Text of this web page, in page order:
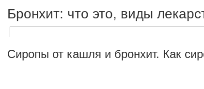
Бронхит: что это, виды
Сиропы от кашля и бронхит. Как